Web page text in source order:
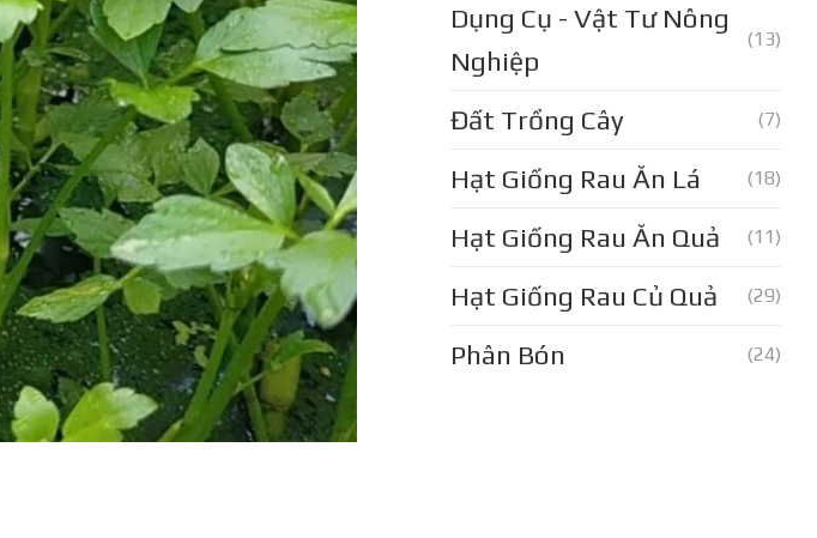
Dụng Cụ - Vật Tư Nông
Nghiệp
(13)
Đất Trồng Cây (7)
Hạt Giống Rau Ăn Lá (18)
Hạt Giống Rau Ăn Quả (11)
Hạt Giống Rau Củ Quả (29)
Phân Bón (24)